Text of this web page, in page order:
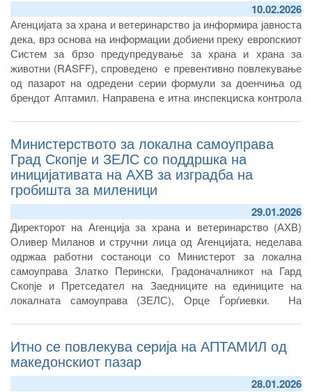
10.02.2026
Агенцијата за храна и ветеринарство ја информира јавноста
дека, врз основа на информации добиени преку европскиот
Систем за брзо предупредување за храна и храна за
животни (RASFF), спроведено е превентивно повлекување
од пазарот на одредени серии формули за доенчиња од
брендот Аптамил. Направена е итна инспекциска контрола
известување дека од пазарот веќе се повлечени производи
опфатени со нотификациите и дека е извршено и нивно
отповикување.
Министерството за локална самоуправа
Град Скопје и ЗЕЛС со поддршка на
иницијативата на АХВ за изградба на
гробишта за миленици
29.01.2026
Директорот на Агенција за храна и ветеринарство (АХВ)
Оливер Миланов и стручни лица од Агенцијата, неделава
одржаа работни состаноци со Министерот за локална
самоуправа Златко Перински, Градоначалникот на Гард
Скопје и Претседател на Заедниците на единиците на
локалната самоуправа (ЗЕЛС), Орце Ѓорѓиевки. На
од надлежност на АХВ и локалните самоуправи, за чие
решавање е потребна заедничка соработка на
институциите.
Итно се повлекува серија на АПТАМИЛ од
македонскиот пазар
28.01.2026